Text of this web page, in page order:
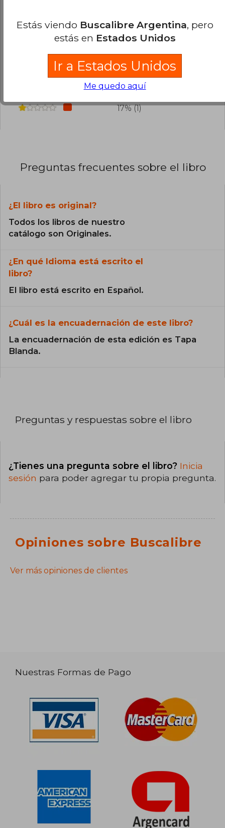
83% (5)
0% (0)
0% (0)
0% (0)
17% (1)
Preguntas frecuentes sobre el libro
¿El libro es original?
Todos los libros de nuestro
catálogo son Originales.
¿En qué Idioma está escrito el
libro?
El libro está escrito en Español.
¿Cuál es la encuadernación de este libro?
La encuadernación de esta edición es Tapa
Blanda.
Preguntas y respuestas sobre el libro
¿Tienes una pregunta sobre el libro? Inicia
sesión para poder agregar tu propia pregunta.
Opiniones sobre Buscalibre
Ver más opiniones de clientes
Nuestras Formas de Pago
Estás viendo Buscalibre Argentina, pero
estás en Estados Unidos
Ir a Estados Unidos
Me quedo aquí